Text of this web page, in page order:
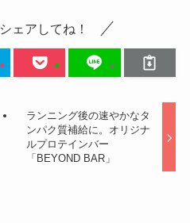
ェアしてね！
ランニング後の速やかなタ
ンパク質補給に。オリジナ
ルプロテインバー
「BEYOND BAR」